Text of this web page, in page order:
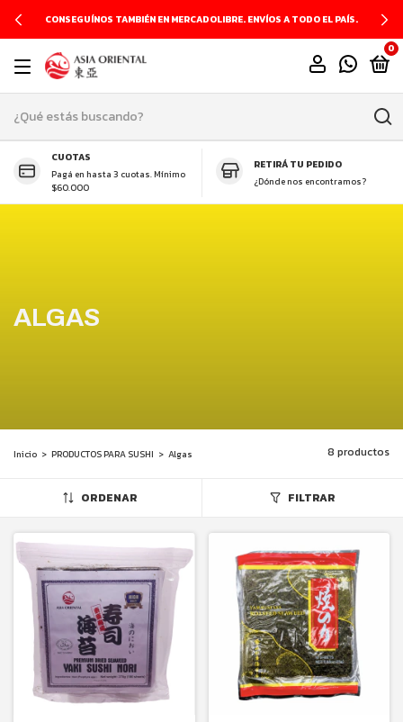
CONSEGUÍNOS TAMBIÉN EN MERCADOLIBRE. ENVÍOS A TODO EL PAÍS.
0
CUOTAS
Pagá en hasta 3 cuotas. Mínimo
$60.000
RETIRÁ TU PEDIDO
¿Dónde nos encontramos?
ALGAS
Inicio > PRODUCTOS PARA SUSHI > Algas 8 productos
ORDENAR FILTRAR